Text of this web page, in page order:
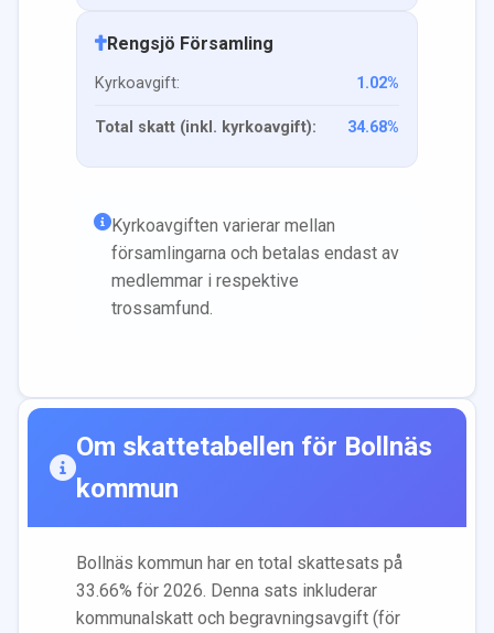
Rengsjö Församling
Kyrkoavgift: 1.02%
Total skatt (inkl. kyrkoavgift): 34.68%
Kyrkoavgiften varierar mellan
församlingarna och betalas endast av
medlemmar i respektive
trossamfund.
Om skattetabellen för Bollnäs
kommun
Bollnäs kommun har en total skattesats på
33.66% för 2026. Denna sats inkluderar
kommunalskatt och begravningsavgift (för